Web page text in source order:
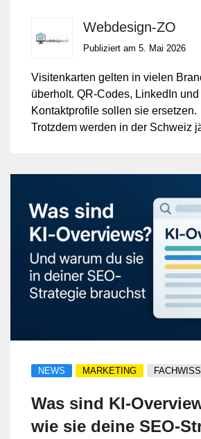
Webdesign-ZO
Publiziert am 5. Mai 2026
Visitenkarten gelten in vielen
überholt. QR-Codes, LinkedIn
Kontaktprofile sollen sie ersetzen.
Trotzdem werden in der Schweiz
weiterhin zur Karte aus Papier.
out, oder funktionieren sie besser
Ruf vermuten lässt? Ein
auf Fakten, Nutzen und die
Geschäftsalltag.
NEWS MARKETING
Was sind KI-
wie sie deine SEO-